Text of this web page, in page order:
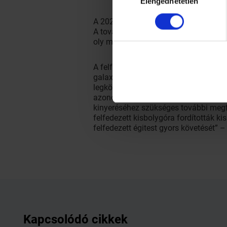
A 2021 PH27 megfigyelése
A további vizsgálatokra 2022 elején
oly mértékben pontosítani a
A felfedezéséhez szükséges
galaxishalmazokat vizsgálnak,
legközelebbi objektumokra
azonosította az égitestet. Mivel az
kinyeréséhez szükséges további
felfedezett kisbolygóra fordították
felfedezett égitest gyors követését”
Kapcsolódó cikkek